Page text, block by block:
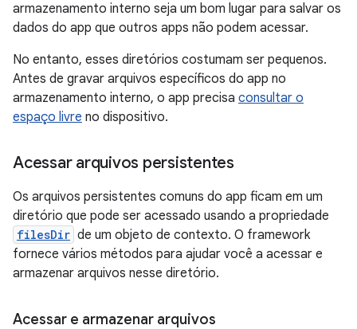
armazenamento interno seja um bom lugar para salvar os
dados do app que outros apps não podem acessar.
No entanto, esses diretórios costumam ser pequenos.
Antes de gravar arquivos específicos do app no
armazenamento interno, o app precisa consultar o
espaço livre no dispositivo.
Acessar arquivos persistentes
Os arquivos persistentes comuns do app ficam em um
diretório que pode ser acessado usando a propriedade
filesDir de um objeto de contexto. O framework
fornece vários métodos para ajudar você a acessar e
armazenar arquivos nesse diretório.
Acessar e armazenar arquivos